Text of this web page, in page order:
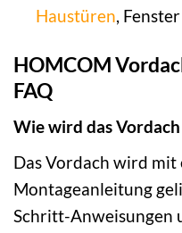
Haustüren,
HOMCOM
FAQ
Wie wird das
Das Vordach wird
Montageanleitung
Schritt-Anweisungen